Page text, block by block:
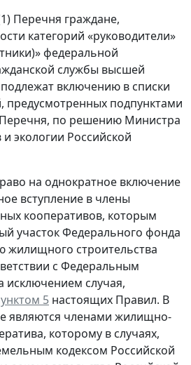
Перечня граждане,
категорий «руководители»
федеральной
службы высшей
включению в списки
предусмотренных подпунктами
Перечня, по решению Министра
экологии Российской
на однократное включение
вступление в члены
кооперативов, которым
участок Федерального фонда
жилищного строительства
с Федеральным
исключением случая,
5 настоящих Правил. В
являются членами жилищно-
которому в случаях,
кодексом Российской